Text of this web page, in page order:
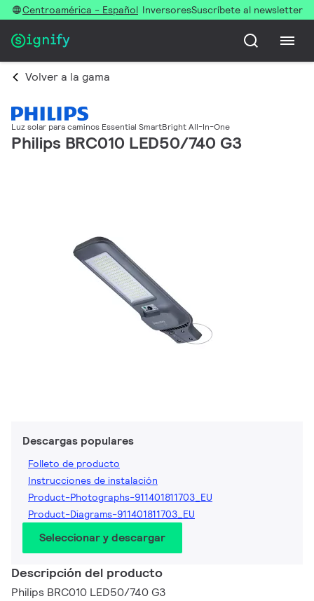
Centroamérica - Español InversoresSuscríbete al newsletter
Volver a la gama
Luz solar para caminos Essential SmartBright All-In-One
Philips BRC010 LED50/740 G3
Descargas populares
Folleto de producto
Instrucciones de instalación
Product-Photographs-911401811703_EU
Product-Diagrams-911401811703_EU
Seleccionar y descargar
Descripción del producto
Philips BRC010 LED50/740 G3